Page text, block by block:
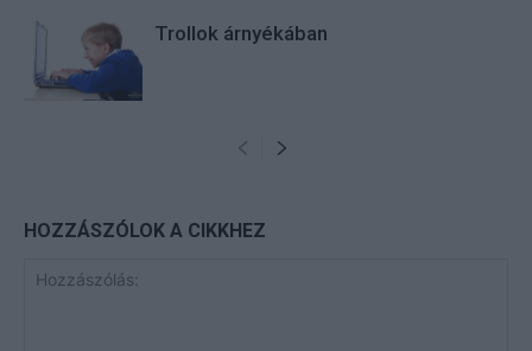
Trollok árnyékában
HOZZÁSZÓLOK A CIKKHEZ